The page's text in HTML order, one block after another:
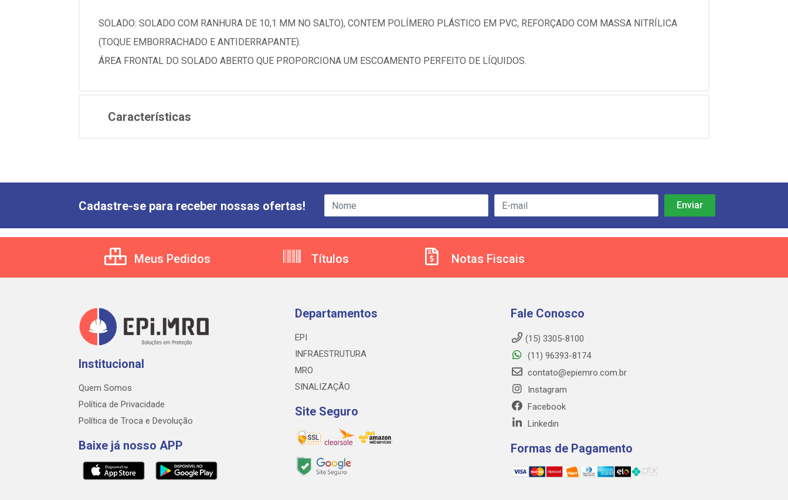
SOLADO: SOLADO COM RANHURA DE 10,1 MM NO SALTO), CONTEM POLÍMERO PLÁSTICO EM PVC, REFORÇADO COM MASSA NITRÍLICA
(TOQUE EMBORRACHADO E ANTIDERRAPANTE).
ÁREA FRONTAL DO SOLADO ABERTO QUE PROPORCIONA UM ESCOAMENTO PERFEITO DE LÍQUIDOS.
Características
Cadastre-se para receber nossas ofertas!
Meus Pedidos Títulos Notas Fiscais
Institucional
Quem Somos
Política de Privacidade
Política de Troca e Devolução
Baixe já nosso APP
Departamentos
EPI
INFRAESTRUTURA
MRO
SINALIZAÇÃO
Site Seguro
Fale Conosco
(15) 3305-8100
(11) 96393-8174
contato@epiemro.com.br
Instagram
Facebook
Linkedin
Formas de Pagamento